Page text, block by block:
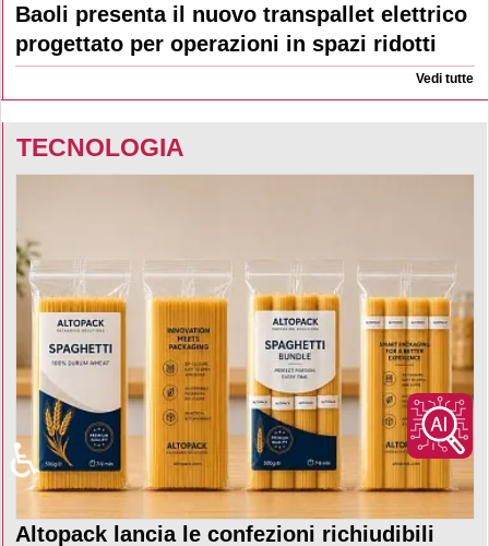
Baoli presenta il nuovo transpallet elettrico
progettato per operazioni in spazi ridotti
Vedi tutte
TECNOLOGIA
Altopack lancia le confezioni richiudibili